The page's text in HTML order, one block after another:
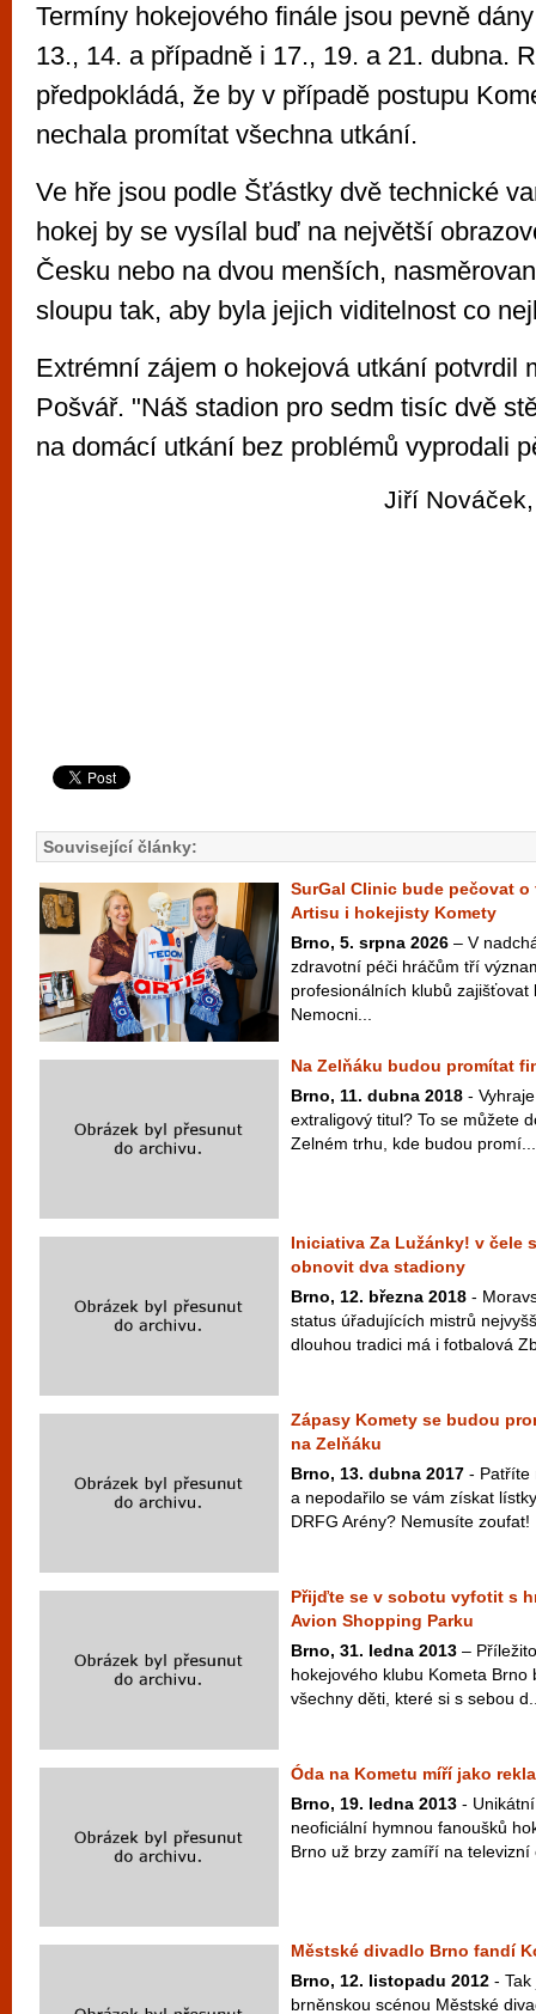
Termíny hokejového finále jsou pevně
13., 14. a případně i 17., 19. a 21. dubna.
předpokládá, že by v případě postupu
nechala promítat všechna utkání.
Ve hře jsou podle Šťástky dvě technické
hokej by se vysílal buď na největší
Česku nebo na dvou menších,
sloupu tak, aby byla jejich viditelnost co
Extrémní zájem o hokejová utkání potvrdil
Pošvář. "Náš stadion pro sedm tisíc dvě
na domácí utkání bez problémů vyprodali
Jiří
Související články:
SurGal Clinic bude pečovat
Artisu i hokejisty Komety
Brno, 5. srpna 2026 – V
zdravotní péči hráčům tří
profesionálních klubů zajišťovat
Nemocni...
Na Zelňáku budou promítat
Brno, 11. dubna 2018 -
extraligový titul? To se můžete
Zelném trhu, kde budou promí...
Iniciativa Za Lužánky! v čele
obnovit dva stadiony
Brno, 12. března 2018 -
status úřadujících mistrů
dlouhou tradici má i fotbalová
Zápasy Komety se budou
na Zelňáku
Brno, 13. dubna 2017 - Patříte
a nepodařilo se vám získat
DRFG Arény? Nemusíte
Přijďte se v sobotu vyfotit s
Avion Shopping Parku
Brno, 31. ledna 2013 –
hokejového klubu Kometa
všechny děti, které si s sebou
Óda na Kometu míří jako
Brno, 19. ledna 2013 -
neoficiální hymnou fanoušků
Brno už brzy zamíří na televizní
Městské divadlo Brno fandí
Brno, 12. listopadu 2012 -
brněnskou scénou Městské